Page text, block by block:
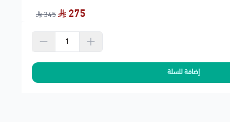
275
345
إضافة للسلة